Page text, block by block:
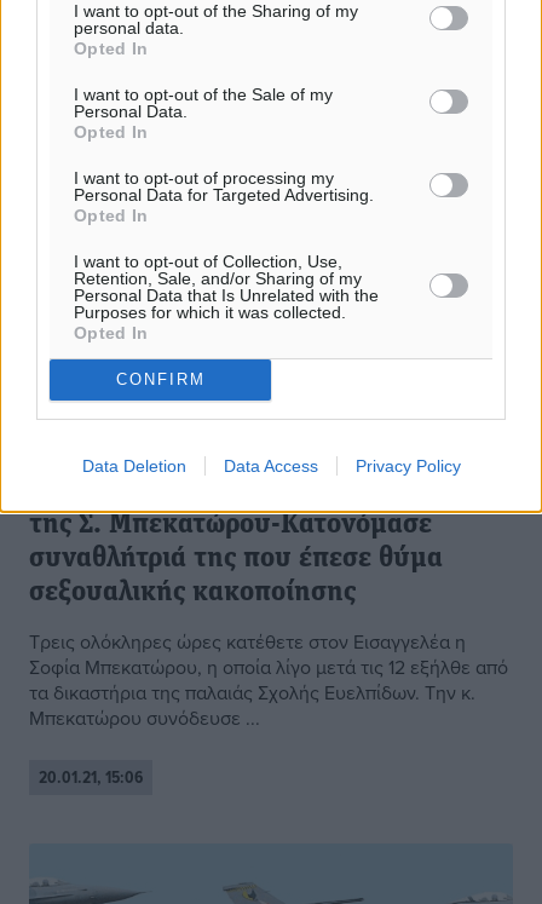
I want to opt-out of the Sharing of my
personal data.
Opted In
I want to opt-out of the Sale of my
Personal Data.
Opted In
I want to opt-out of processing my
Personal Data for Targeted Advertising.
Opted In
I want to opt-out of Collection, Use,
Retention, Sale, and/or Sharing of my
Personal Data that Is Unrelated with the
Purposes for which it was collected.
Opted In
CONFIRM
Data Deletion Data Access Privacy Policy
20.01.21, 15:23
της Σ. Μπεκατώρου-Κατονόμασε
συναθλήτριά της που έπεσε θύμα
σεξουαλικής κακοποίησης
Τρεις ολόκληρες ώρες κατέθετε στον Εισαγγελέα η
Σοφία Μπεκατώρου, η οποία λίγο μετά τις 12 εξήλθε από
τα δικαστήρια της παλαιάς Σχολής Ευελπίδων. Την κ.
Μπεκατώρου συνόδευσε ...
20.01.21, 15:06